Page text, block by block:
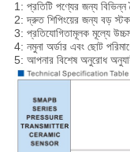
1: প্রতিটি পণ্যের জন্য বিভিন্ন
2: দ্রুত শিপিংয়ের জন্য বড়
3: প্রতিযোগিতামূলক মূল্যে
4: নমুনা অর্ডার এবং ছোট
5: আপনার বিশেষ অনুরোধ